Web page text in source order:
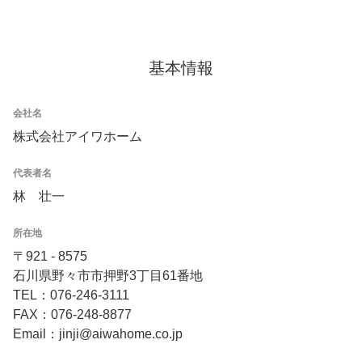
基本情報
会社名
株式会社アイワホーム
代表者名
林 壮一
所在地
〒921 - 8575
石川県野々市市押野3丁目61番地
TEL：076-246-3111
FAX：076-248-8877
Email：jinji@aiwahome.co.jp